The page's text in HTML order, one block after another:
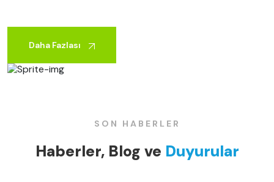
Daha Fazlası
SON HABERLER
Haberler, Blog ve Duyurular